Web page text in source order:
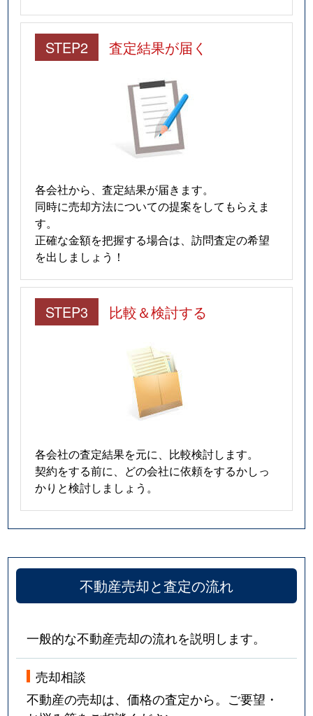
STEP2 査定結果が届く
各会社から、査定結果が届きます。
同時に売却方法についての提案をしてもらえま
す。
正確な金額を把握する場合は、訪問査定の希望
を出しましょう！
STEP3 比較＆検討する
各会社の査定結果を元に、比較検討します。
契約をする前に、どの会社に依頼をするかしっ
かりと検討しましょう。
不動産売却と査定の流れ
一般的な不動産売却の流れを説明します。
売却相談
不動産の売却は、価格の査定から。ご要望・